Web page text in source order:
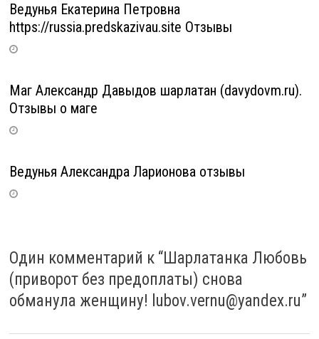
Ведунья Екатерина Петровна
https://russia.predskazivau.site Отзывы
Маг Александр Давыдов шарлатан (davydovm.ru).
Отзывы о маге
Ведунья Александра Ларионова отзывы
Один комментарий к “Шарлатанка Любовь
(приворот без предоплаты) снова
обманула женщину! lubov.vernu@yandex.ru”